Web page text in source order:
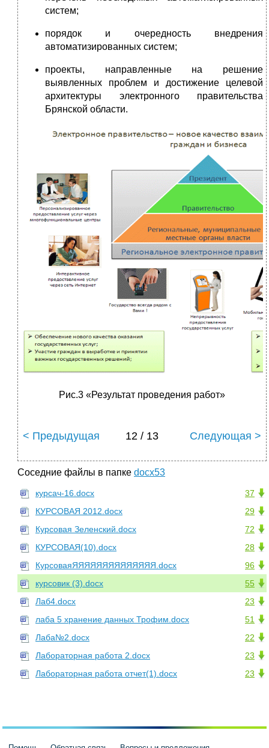
систем;
порядок и очередность внедрения
автоматизированных систем;
проекты, направленные на решение
выявленных проблем и достижение целевой
архитектуры электронного правительства
Брянской области.
Рис.3 «Результат проведения работ»
< Предыдущая 12 / 13 Следующая >
Соседние файлы в папке docx53
37
курсач-16.docx
29
КУРСОВАЯ 2012.docx
72
Курсовая Зеленский.docx
28
КУРСОВАЯ(10).docx
96
КурсоваяЯЯЯЯЯЯЯЯЯЯЯЯЯЯ.docx
55
курсовик (3).docx
23
Лаб4.docx
51
лаба 5 хранение данных Трофим.docx
22
Лаба№2.docx
23
Лабораторная работа 2.docx
23
Лабораторная работа отчет(1).docx